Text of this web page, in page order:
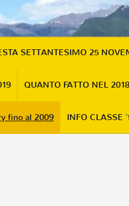
SETTANTESIMO 25
QUANTO FATTO NEL 2018
fino al 2009 INFO CLASSE